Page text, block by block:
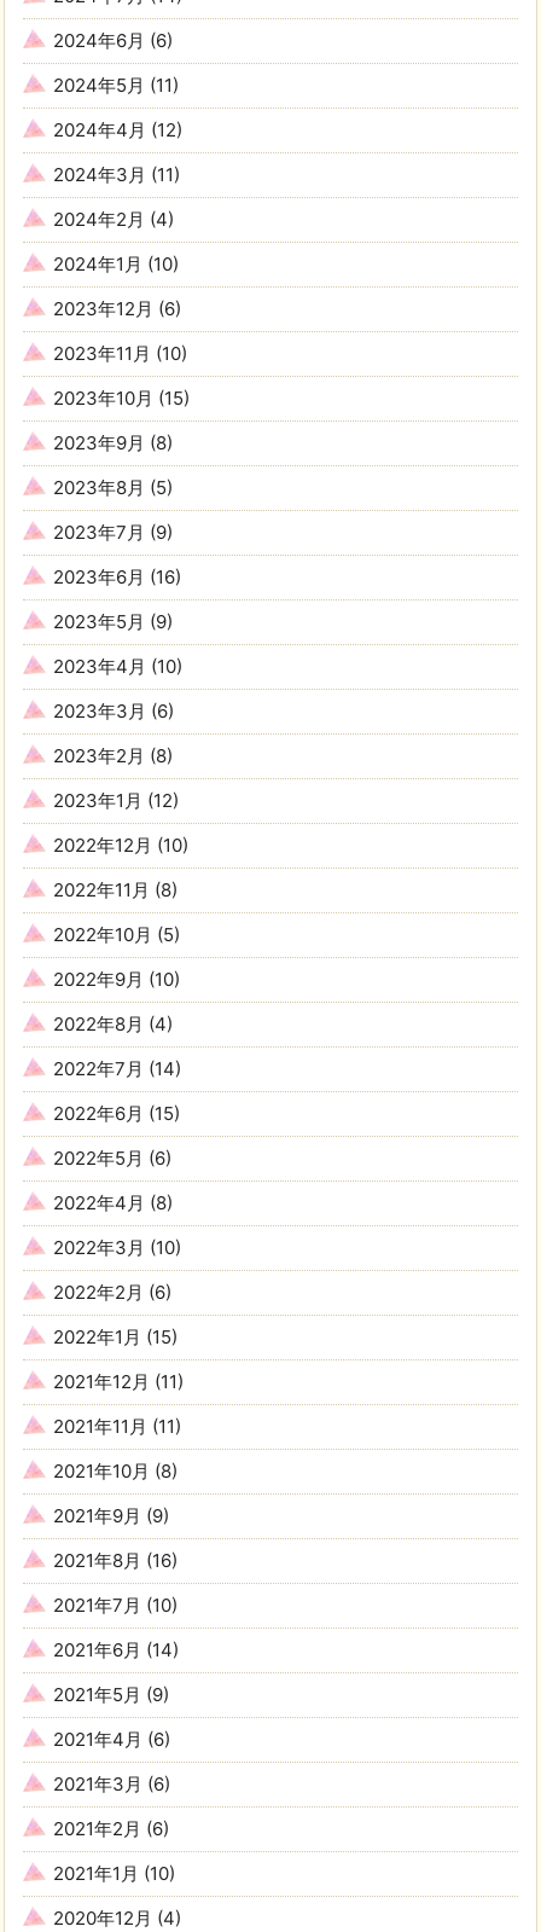
2024年6月 (6)
2024年5月 (11)
2024年4月 (12)
2024年3月 (11)
2024年2月 (4)
2024年1月 (10)
2023年12月 (6)
2023年11月 (10)
2023年10月 (15)
2023年9月 (8)
2023年8月 (5)
2023年7月 (9)
2023年6月 (16)
2023年5月 (9)
2023年4月 (10)
2023年3月 (6)
2023年2月 (8)
2023年1月 (12)
2022年12月 (10)
2022年11月 (8)
2022年10月 (5)
2022年9月 (10)
2022年8月 (4)
2022年7月 (14)
2022年6月 (15)
2022年5月 (6)
2022年4月 (8)
2022年3月 (10)
2022年2月 (6)
2022年1月 (15)
2021年12月 (11)
2021年11月 (11)
2021年10月 (8)
2021年9月 (9)
2021年8月 (16)
2021年7月 (10)
2021年6月 (14)
2021年5月 (9)
2021年4月 (6)
2021年3月 (6)
2021年2月 (6)
2021年1月 (10)
2020年12月 (4)